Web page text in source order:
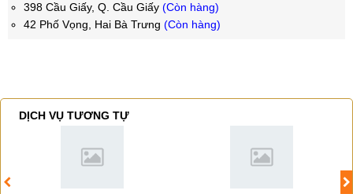
398 Cầu Giấy, Q. Cầu Giấy (Còn hàng)
42 Phố Vọng, Hai Bà Trưng (Còn hàng)
DỊCH VỤ TƯƠNG TỰ